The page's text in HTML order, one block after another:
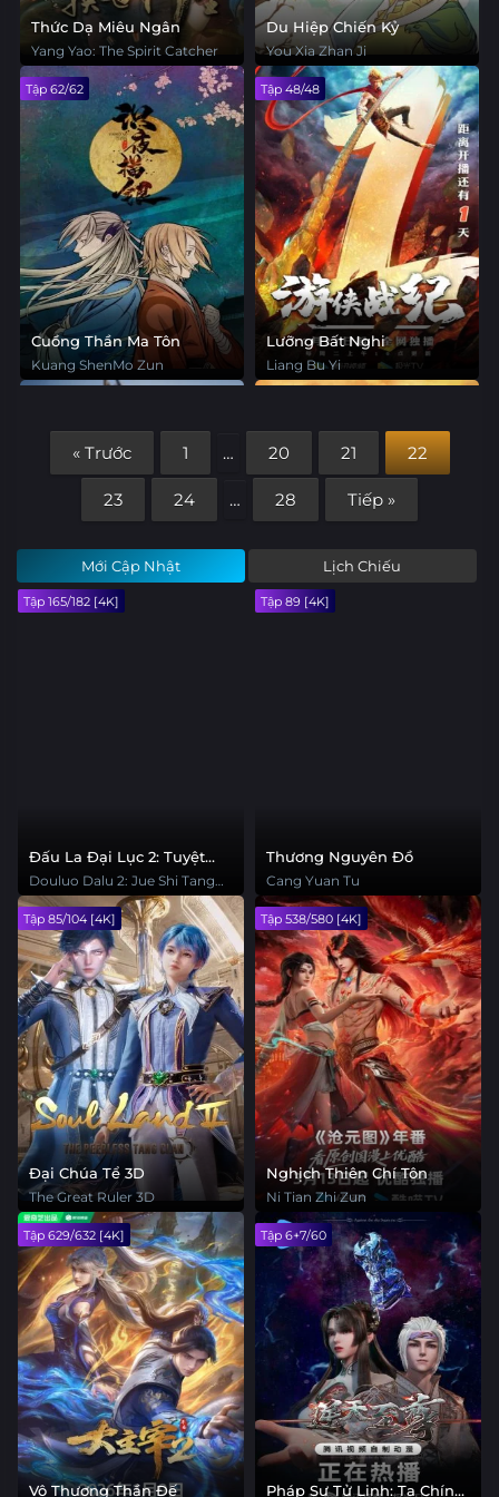
Thức Dạ Miêu Ngân
Yang Yao: The Spirit Catcher
Du Hiệp Chiến Kỷ
You Xia Zhan Ji
Tập 62/62
Cuồng Thần Ma Tôn
Kuang ShenMo Zun
Tập 48/48
Lưỡng Bất Nghi
Liang Bu Yi
« Trước 1 … 20 21 22
23 24 … 28 Tiếp »
Mới Cập Nhật Lịch Chiếu
Tập 165/182 [4K]
Đấu La Đại Lục 2: Tuyệt
Thế Đường Môn
Douluo Dalu 2: Jue Shi Tang
Men
Tập 89 [4K]
Thương Nguyên Đồ
Cang Yuan Tu
Tập 85/104 [4K]
Đại Chúa Tể 3D
The Great Ruler 3D
Tập 538/580 [4K]
Nghịch Thiên Chí Tôn
Ni Tian Zhi Zun
Tập 629/632 [4K]
Vô Thượng Thần Đế
Tập 6+7/60
Pháp Sư Tử Linh: Ta Chính